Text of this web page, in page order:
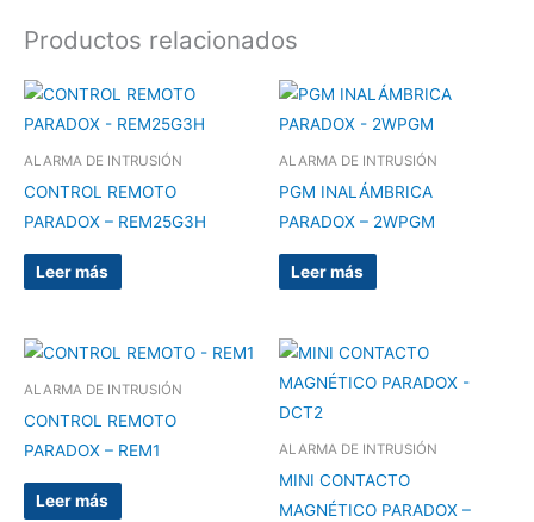
Productos relacionados
ALARMA DE INTRUSIÓN
CONTROL REMOTO
PARADOX – REM25G3H
Leer más
ALARMA DE INTRUSIÓN
PGM INALÁMBRICA
PARADOX – 2WPGM
Leer más
ALARMA DE INTRUSIÓN
CONTROL REMOTO
PARADOX – REM1
Leer más
ALARMA DE INTRUSIÓN
MINI CONTACTO
MAGNÉTICO PARADOX –